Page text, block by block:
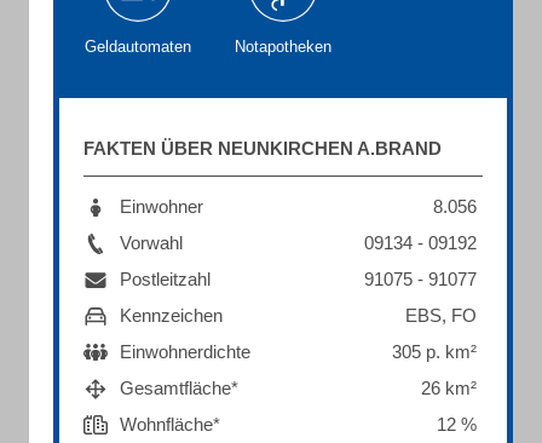
Geldautomaten Notapotheken
FAKTEN ÜBER NEUNKIRCHEN A.BRAND
Einwohner
8.056
Vorwahl
09134 - 09192
Postleitzahl
91075 - 91077
Kennzeichen
EBS, FO
Einwohnerdichte
305 p. km²
Gesamtfläche*
26 km²
Wohnfläche*
12 %